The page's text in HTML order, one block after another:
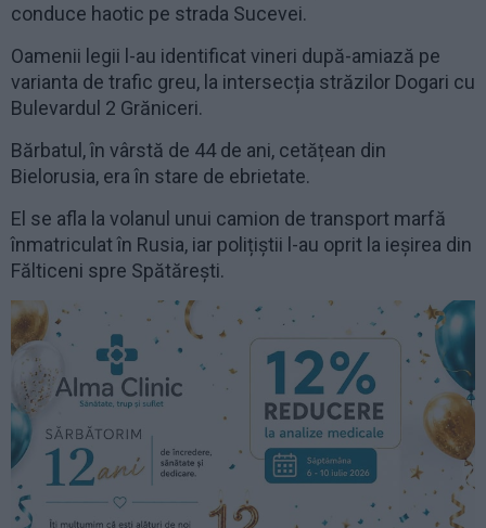
conduce haotic pe strada Sucevei.
Oamenii legii l-au identificat vineri după-amiază pe
varianta de trafic greu, la intersecția străzilor Dogari cu
Bulevardul 2 Grăniceri.
Bărbatul, în vârstă de 44 de ani, cetățean din
Bielorusia, era în stare de ebrietate.
El se afla la volanul unui camion de transport marfă
înmatriculat în Rusia, iar polițiștii l-au oprit la ieșirea din
Fălticeni spre Spătărești.